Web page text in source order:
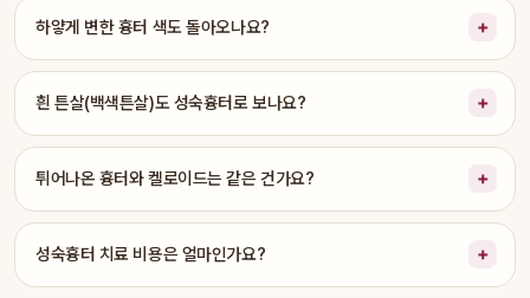
하얗게 변한 흉터 색도 돌아오나요?
흰 튼살(백색튼살)도 성숙흉터로 보나요?
튀어나온 흉터와 켈로이드는 같은 건가요?
성숙흉터 치료 비용은 얼마인가요?